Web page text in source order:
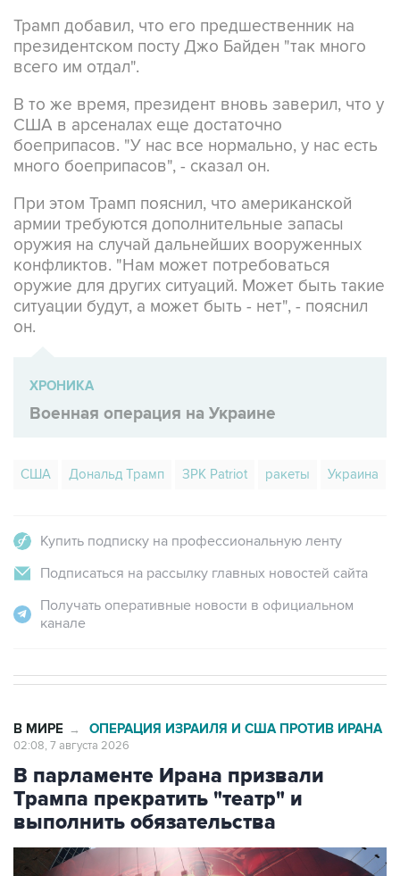
Трамп добавил, что его предшественник на
президентском посту Джо Байден "так много
всего им отдал".
В то же время, президент вновь заверил, что у
США в арсеналах еще достаточно
боеприпасов. "У нас все нормально, у нас есть
много боеприпасов", - сказал он.
При этом Трамп пояснил, что американской
армии требуются дополнительные запасы
оружия на случай дальнейших вооруженных
конфликтов. "Нам может потребоваться
оружие для других ситуаций. Может быть такие
ситуации будут, а может быть - нет", - пояснил
он.
ХРОНИКА
Военная операция на Украине
США Дональд Трамп ЗРК Patriot ракеты Украина
Купить подписку на профессиональную ленту
Подписаться на рассылку главных новостей сайта
Получать оперативные новости в официальном
канале
В МИРЕ → ОПЕРАЦИЯ ИЗРАИЛЯ И США ПРОТИВ ИРАНА
02:08, 7 августа 2026
В парламенте Ирана призвали
Трампа прекратить "театр" и
выполнить обязательства